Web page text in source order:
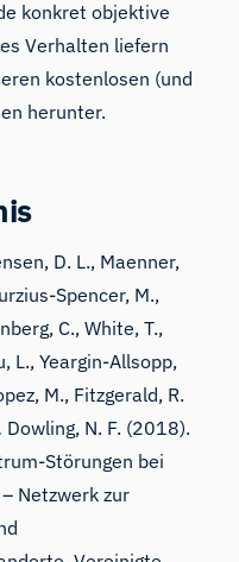
konkret objektive
Verhalten liefern
kostenlosen (und
herunter.
D. L., Maenner,
Spencer, M.,
C., White, T.,
L., Yeargin-Allsopp,
M., Fitzgerald, R.
N. F. (2018).
Störungen bei
Netzwerk zur